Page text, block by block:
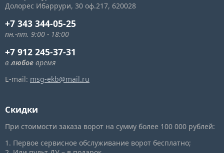
Долорес Ибаррури, 30 оф.217, 620028
+7 343 344-05-25
пн.-пт. 9:00 - 18:00
+7 912 245-37-31
влюбое время
E-mail: msg-ekb@mail.ru
Скидки
При стоимости заказа ворот на сумму более 100 000 рублей:
1. Первое сервисное обслуживание ворот бесплатно;